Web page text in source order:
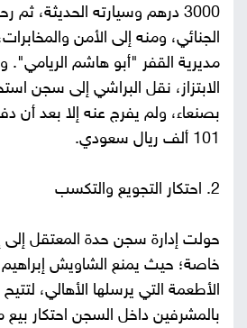
3000 درهم وسيارته الحديثة،
الجنائي، ومنه إلى الأمن
مديرية القفر "أبو هاشم الريامي".
الابتزاز، نقل البراشي إلى سجن
بصنعاء، ولم يفرج عنه إلا بعد أن
101 ألف ريال سعودي.
2. احتكار التجويع والتكسب
حولت إدارة سجن حدة المعتقل إلى
خاصة؛ حيث يمنع الشاويش
الأطعمة التي يرسلها الأهالي،
بالمشرفين داخل السجن احتكار بيع